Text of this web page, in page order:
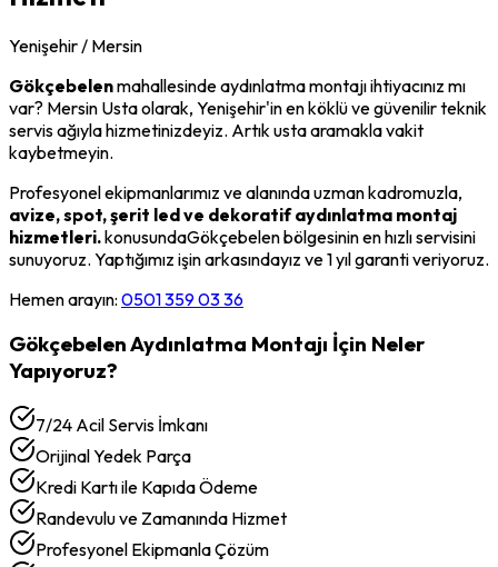
Yenişehir / Mersin
Gökçebelenmahallesindeaydınlatma montajıihtiyacınız mı
var? Mersin Usta olarak, Yenişehir'in en köklü ve güvenilir teknik
servis ağıyla hizmetinizdeyiz. Artık usta aramakla vakit
kaybetmeyin.
Profesyonel ekipmanlarımız ve alanında uzman kadromuzla,
avize, spot, şerit led ve dekoratif aydınlatma montaj
hizmetleri.konusundaGökçebelenbölgesinin en hızlı servisini
sunuyoruz. Yaptığımız işin arkasındayız ve 1 yıl garanti veriyoruz.
Hemen arayın: 0501 359 03 36
GökçebelenAydınlatma Montajı İçin Neler
Yapıyoruz?
7/24 Acil Servis İmkanı
Orijinal Yedek Parça
Kredi Kartı ile Kapıda Ödeme
Randevulu ve Zamanında Hizmet
Profesyonel Ekipmanla Çözüm